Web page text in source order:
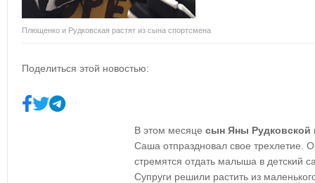
Плющенко и Рудковская растят из сына спортсмена
Поделиться этой новостью:
В этом месяце сын Яны Рудковской
Саша отпраздновал свое трехлетие.
стремятся отдать малыша в детский
Супруги решили растить из